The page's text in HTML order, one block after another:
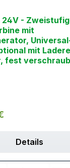
24V -
mit
mit
fest
Details